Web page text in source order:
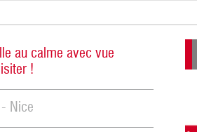
au calme avec vue
!
Nice